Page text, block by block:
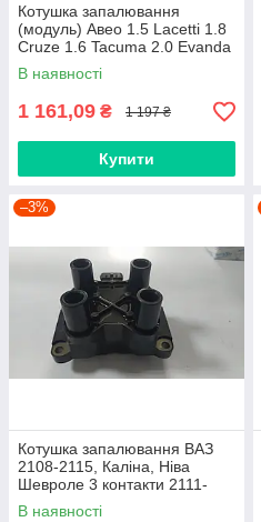
Котушка запалювання
(модуль) Авео 1.5 Lacetti 1.8
Cruze 1.6 Tacuma 2.0 Evanda
2.0 3 контакти 96253555
SHIKOO
В наявності
1 161,09 ₴ 1 197 ₴
Купити
–3%
Котушка запалювання ВАЗ
2108-2115, Каліна, Ніва
Шевроле 3 контакти 2111-
3705010
В наявності